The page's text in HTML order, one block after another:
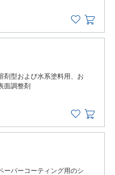
剤型および水系塗料用、お
面調整剤
ーパーコーティング用のシ